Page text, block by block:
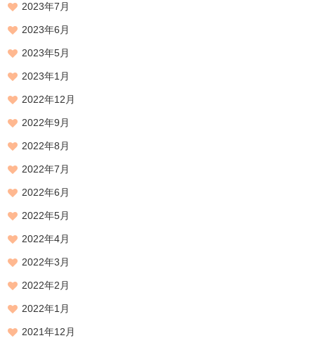
2023年7月
2023年6月
2023年5月
2023年1月
2022年12月
2022年9月
2022年8月
2022年7月
2022年6月
2022年5月
2022年4月
2022年3月
2022年2月
2022年1月
2021年12月